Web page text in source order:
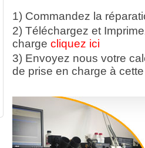
1) Commandez la
2) Téléchargez et
charge cliquez ici
3) Envoyez nous votre
de prise en charge à